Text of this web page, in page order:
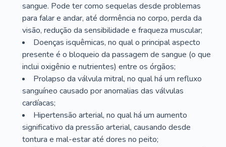
sangue. Pode ter como sequelas desde problemas
para falar e andar, até dormência no corpo, perda da
visão, redução da sensibilidade e fraqueza muscular;
Doenças isquêmicas, no qual o principal aspecto
presente é o bloqueio da passagem de sangue (o que
inclui oxigênio e nutrientes) entre os órgãos;
Prolapso da válvula mitral, no qual há um refluxo
sanguíneo causado por anomalias das válvulas
cardíacas;
Hipertensão arterial, no qual há um aumento
significativo da pressão arterial, causando desde
tontura e mal-estar até dores no peito;